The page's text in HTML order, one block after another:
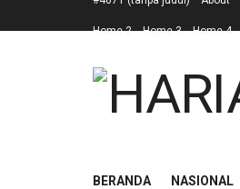
Home 2 Home 3 Home 4
BERANDA NASIONAL